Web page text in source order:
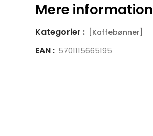
Mere information
Kategorier : [Kaffebønner]
EAN : 5701115665195